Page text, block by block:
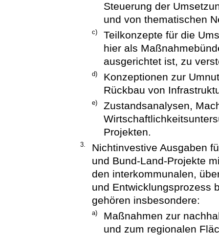
Steuerung der
und von thematischen
c)
Teilkonzepte für die
hier als
ausgerichtet ist, zu
d)
Konzeptionen zur
Rückbau von
e)
Zustandsanalysen,
Projekten.
3.
Nichtinvestive Ausgaben
und Bund-Land-Projekte
den interkommunalen,
und Entwicklungsprozess
gehören insbesondere:
a)
Maßnahmen zur
und zum regionalen